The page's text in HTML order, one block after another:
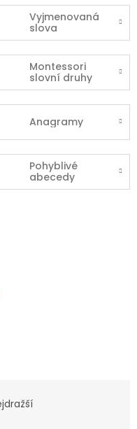
Vyjmenovaná
slova
Montessori
slovní druhy
Anagramy
Pohyblivé
abecedy